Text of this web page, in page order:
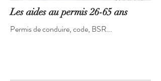
Les aides au permis 26-65 ans
Permis de conduire, code, BSR...